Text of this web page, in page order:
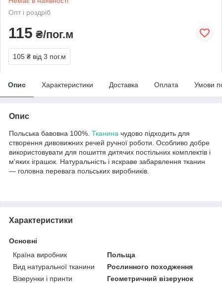
Опт і роздріб
115 ₴/пог.м
105 ₴ від 3 пог.м
Опис Характеристики Доставка Оплата Умови
Опис
Польська бавовна 100%. Тканина чудово підходить для
створення дивовижних речей ручної роботи. Особливо добре
використовувати для пошиття дитячих постільних комплектів і
м'яких іграшок. Натуральність і яскраве забарвлення тканин
— головна перевага польських виробників.
Характеристики
Основні
Країна виробник
Польща
Вид натуральної тканини
Рослинного походження
Візерунки і принти
Геометричний візерунок